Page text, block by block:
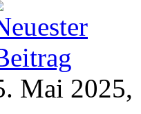
Mai 2025,